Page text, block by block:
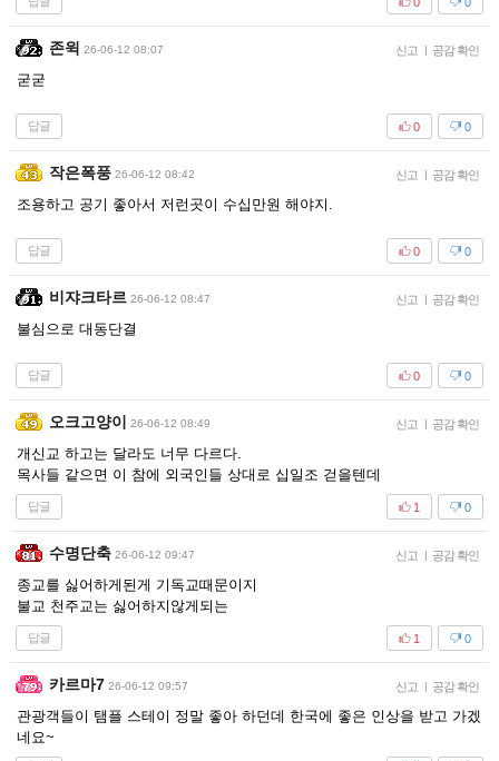
존윅 26-06-12 08:07 신고 | 공감 확인
굳굳
답글 0
0
작은폭풍 26-06-12 08:42 신고 | 공감 확인
조용하고 공기 좋아서 저런곳이 수십만원 해야지.
답글 0
0
비쟈크타르 26-06-12 08:47 신고 | 공감 확인
불심으로 대동단결
답글 0
0
오크고양이 26-06-12 08:49 신고 | 공감 확인
개신교 하고는 달라도 너무 다르다.
목사들 같으면 이 참에 외국인들 상대로 십일조 걷을텐데
답글 0
1
수명단축 26-06-12 09:47 신고 | 공감 확인
종교를 싫어하게된게 기독교때문이지
불교 천주교는 싫어하지않게되는
답글 0
1
카르마7 26-06-12 09:57 신고 | 공감 확인
관광객들이 탬플 스테이 정말 좋아 하던데 한국에 좋은 인상을 받고 가겠
네요~